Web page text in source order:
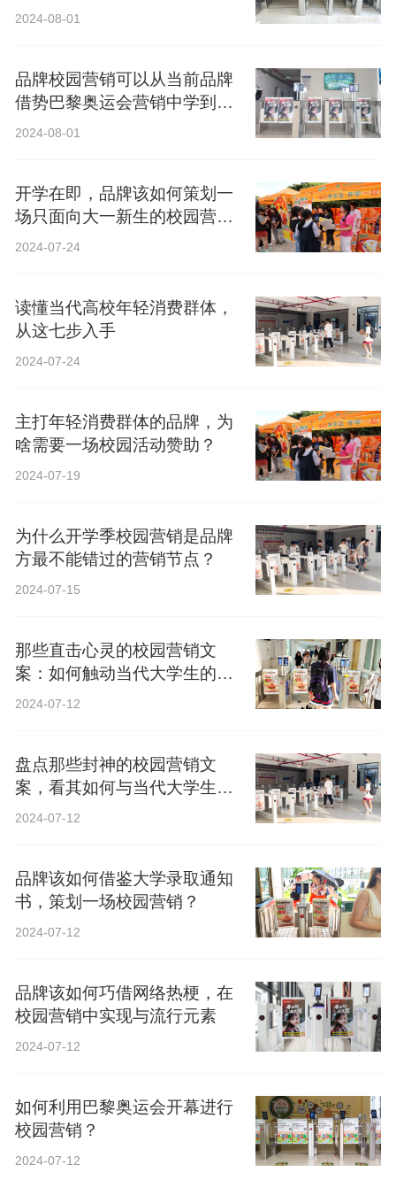
局？
2024-08-01
品牌校园营销可以从当前品牌
借势巴黎奥运会营销中学到什
么？
2024-08-01
开学在即，品牌该如何策划一
场只面向大一新生的校园营
销？
2024-07-24
读懂当代高校年轻消费群体，
从这七步入手
2024-07-24
主打年轻消费群体的品牌，为
啥需要一场校园活动赞助？
2024-07-19
为什么开学季校园营销是品牌
方最不能错过的营销节点？
2024-07-15
那些直击心灵的校园营销文
案：如何触动当代大学生的心
弦？
2024-07-12
盘点那些封神的校园营销文
案，看其如何与当代大学生精
神共鸣？
2024-07-12
品牌该如何借鉴大学录取通知
书，策划一场校园营销？
2024-07-12
品牌该如何巧借网络热梗，在
校园营销中实现与流行元素
2024-07-12
如何利用巴黎奥运会开幕进行
校园营销？
2024-07-12